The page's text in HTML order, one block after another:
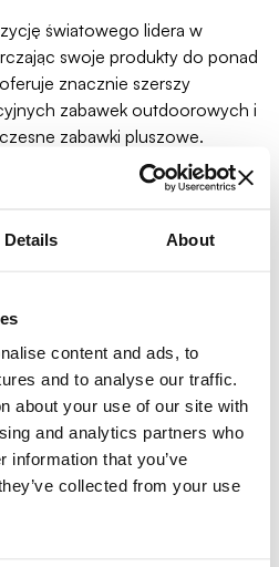
Details About
content and ads, to
and to analyse our traffic.
about your use of our site with
and analytics partners who
information that you’ve
collected from your use
światowego lidera w
swoje produkty do ponad
znacznie szerszy
zabawek outdoorowych i
zabawki pluszowe.
pluszaków-
we współpracy z